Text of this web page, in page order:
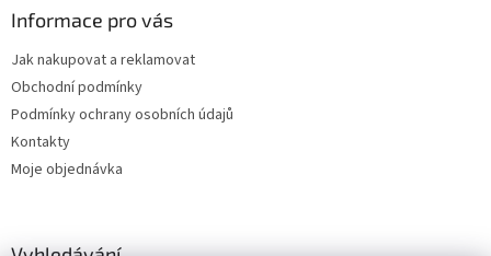
Informace pro vás
Jak nakupovat a reklamovat
Obchodní podmínky
Podmínky ochrany osobních údajů
Kontakty
Moje objednávka